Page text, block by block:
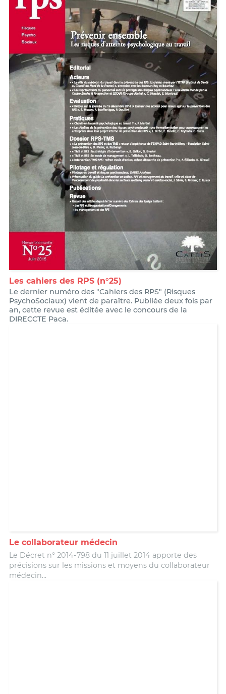
Les cahiers des RPS (n°25)
Le dernier numéro des "Cahiers des RPS" (Risques
PsychoSociaux) vient de paraître. Publiée deux fois par
an, cette revue est éditée avec le concours de la
DIRECCTE Paca.
Le collaborateur médecin
Le Décret n° 2014-798 du 11 juillet 2014 apporte des
précisions sur les missions et moyens du collaborateur
médecin...